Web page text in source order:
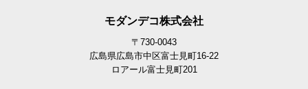
モダンデコ株式会社
〒730-0043
広島県広島市中区富士見町16-22
ロアール富士見町201